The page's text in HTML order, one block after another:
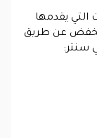
التي يقدمها
مخفض عن طريق
سنتر: